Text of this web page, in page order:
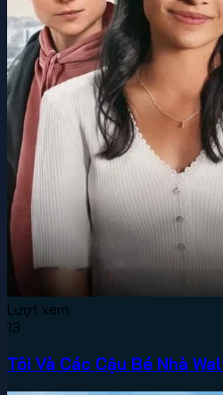
Lượt xem:
13
Tôi Và Các Cậu Bé Nhà